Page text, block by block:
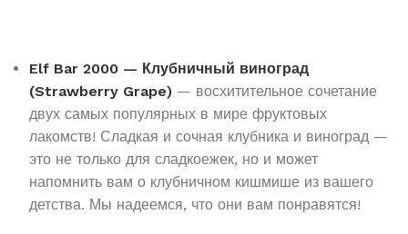
Elf Bar 2000 — Клубничный виноград
(Strawberry Grape) — восхитительное сочетание
двух самых популярных в мире фруктовых
лакомств! Сладкая и сочная клубника и виноград —
это не только для сладкоежек, но и может
напомнить вам о клубничном кишмише из вашего
детства. Мы надеемся, что они вам понравятся!